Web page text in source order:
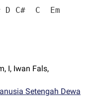
C Em
I, Iwan Fals,
Setengah Dewa